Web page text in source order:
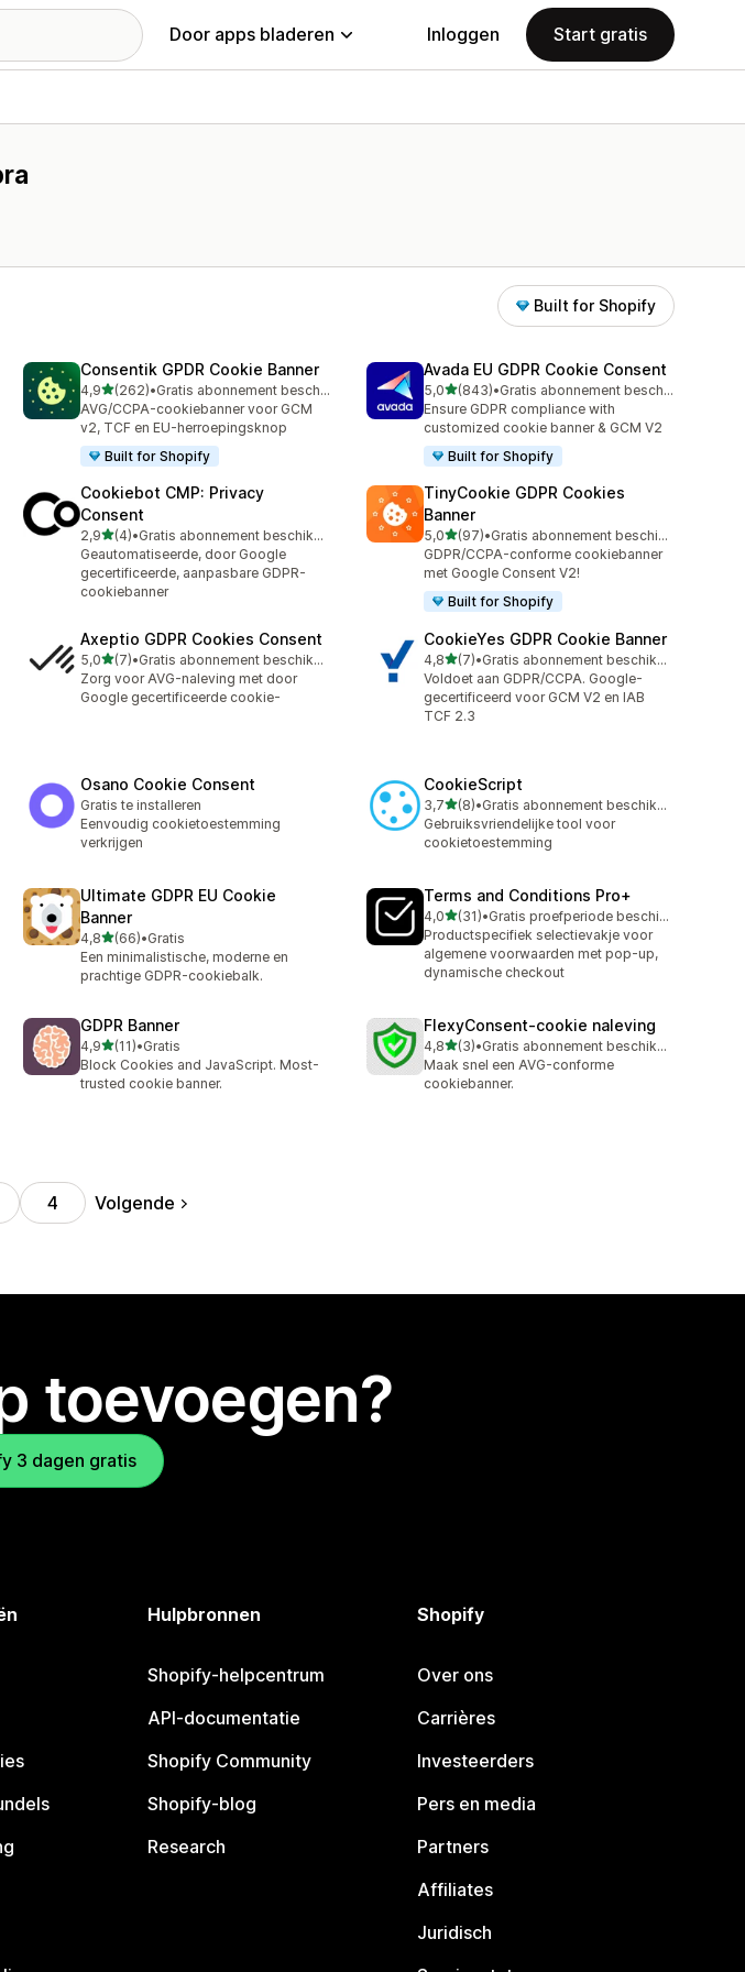
Door apps bladeren Inloggen Start gratis
Built for Shopify
Consentik GPDR Cookie Banner
4,9van 5 sterren
(262)
262 recensies in totaal
•
Gratis abonnement beschikbaar
AVG/CCPA-cookiebanner voor GCM
v2, TCF en EU-herroepingsknop
Built for Shopify
Avada EU GDPR Cookie Consent
5,0van 5 sterren
(843)
843 recensies in totaal
•
Gratis abonnement beschikbaar
Ensure GDPR compliance with
customized cookie banner & GCM V2
Built for Shopify
Cookiebot CMP: Privacy
Consent
2,9van 5 sterren
(4)
4 recensies in totaal
•
Gratis abonnement beschikbaar
Geautomatiseerde, door Google
gecertificeerde, aanpasbare GDPR-
cookiebanner
TinyCookie GDPR Cookies
Banner
5,0van 5 sterren
(97)
97 recensies in totaal
•
Gratis abonnement beschikbaar
GDPR/CCPA-conforme cookiebanner
met Google Consent V2!
Built for Shopify
Axeptio GDPR Cookies Consent
5,0van 5 sterren
(7)
7 recensies in totaal
•
Gratis abonnement beschikbaar
Zorg voor AVG-naleving met door
Google gecertificeerde cookie-
CookieYes GDPR Cookie Banner
4,8van 5 sterren
(7)
7 recensies in totaal
•
Gratis abonnement beschikbaar
Voldoet aan GDPR/CCPA. Google-
gecertificeerd voor GCM V2 en IAB
TCF 2.3
Osano Cookie Consent
Gratis te installeren
Eenvoudig cookietoestemming
verkrijgen
CookieScript
3,7van 5 sterren
(8)
8 recensies in totaal
•
Gratis abonnement beschikbaar
Gebruiksvriendelijke tool voor
cookietoestemming
Ultimate GDPR EU Cookie
Banner
4,8van 5 sterren
(66)
66 recensies in totaal
•Gratis
Een minimalistische, moderne en
prachtige GDPR-cookiebalk.
Terms and Conditions Pro+
4,0van 5 sterren
(31)
31 recensies in totaal
•
Gratis proefperiode beschikbaar
Productspecifiek selectievakje voor
algemene voorwaarden met pop-up,
dynamische checkout
GDPR Banner
4,9van 5 sterren
(11)
11 recensies in totaal
•Gratis
Block Cookies and JavaScript. Most-
trusted cookie banner.
FlexyConsent‑cookie naleving
4,8van 5 sterren
(3)
3 recensies in totaal
•
Gratis abonnement beschikbaar
Maak snel een AVG-conforme
cookiebanner.
4 Volgende
toevoegen?
3 dagen gratis
Hulpbronnen
Shopify-helpcentrum
API-documentatie
Shopify Community
Shopify-blog
Research
Shopify
Over ons
Carrières
Investeerders
Pers en media
Partners
Affiliates
Juridisch